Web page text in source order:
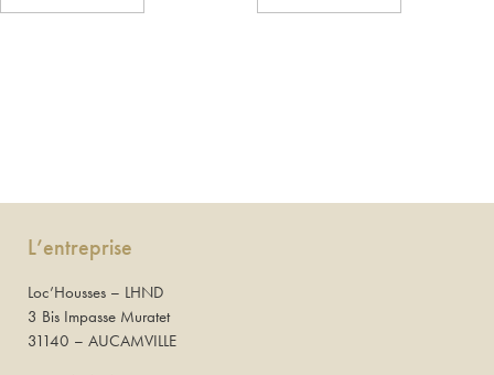
L’entreprise
Loc’Housses – LHND
3 Bis Impasse Muratet
31140 – AUCAMVILLE